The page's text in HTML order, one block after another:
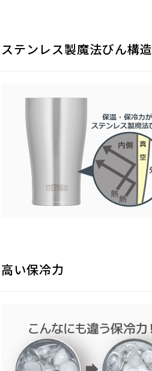
ステンレス製魔法びん構造
高い保冷力